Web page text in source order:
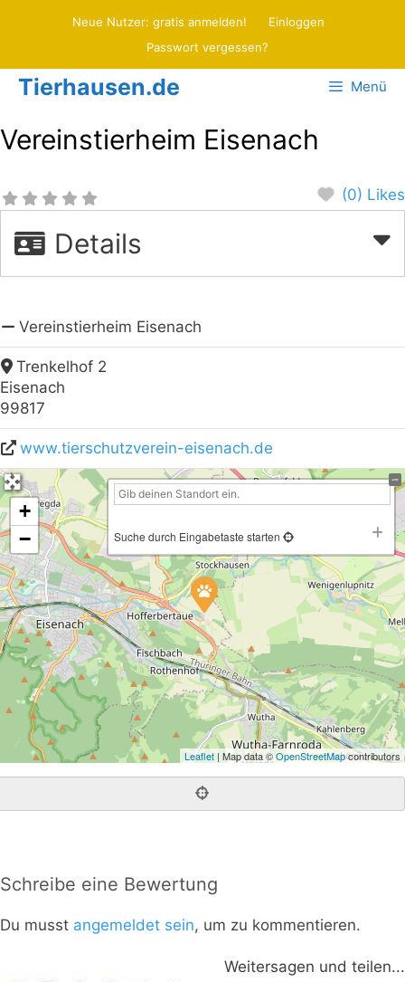
Neue Nutzer: gratis anmelden!
Einloggen
Passwort vergessen?
Tierhausen.de Menü
Vereinstierheim Eisenach
(0) Likes
Details
Vereinstierheim Eisenach
Trenkelhof 2
Eisenach
99817
www.tierschutzverein-eisenach.de
+
−
Suche durch Eingabetaste starten
Leaflet | Map data ©OpenStreetMapcontributors
Schreibe eine Bewertung
Du musst angemeldet sein, um zu kommentieren.
Weitersagen und teilen...